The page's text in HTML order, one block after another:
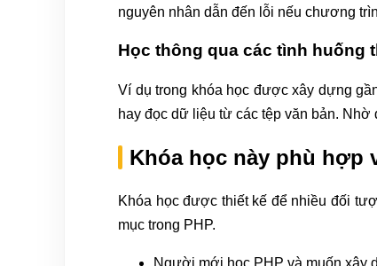
nguyên nhân dẫn đến lỗi nếu chương
Học thông qua các tình huống
Ví dụ trong khóa học được xây dựng
hay đọc dữ liệu từ các tệp văn bản.
Khóa học này phù hợp
Khóa học được thiết kế để nhiều đối
mục trong PHP.
Người mới học PHP và muốn xây